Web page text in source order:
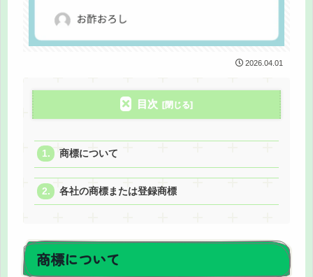
2026.04.01
目次
商標について
各社の商標または登録商標
商標について